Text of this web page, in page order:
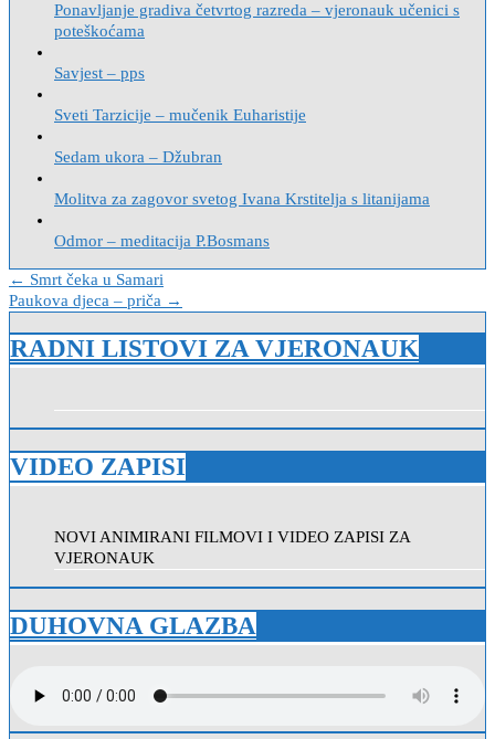
Ponavljanje gradiva četvrtog razreda – vjeronauk učenici s
poteškoćama
Savjest – pps
Sveti Tarzicije – mučenik Euharistije
Sedam ukora – Džubran
Molitva za zagovor svetog Ivana Krstitelja s litanijama
Odmor – meditacija P.Bosmans
Navigacija
objava
← Smrt čeka u Samari
Paukova djeca – priča →
RADNI LISTOVI ZA VJERONAUK
VIDEO ZAPISI
NOVI ANIMIRANI FILMOVI I VIDEO ZAPISI ZA
VJERONAUK
DUHOVNA GLAZBA